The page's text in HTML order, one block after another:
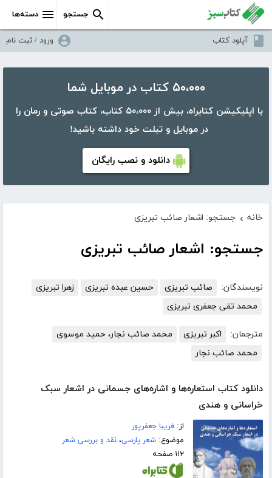
دسته‌ها جستجو
آپلود کتاب ورود / ثبت نام
۵۰،۰۰۰ کتاب در موبایل شما
با اپلیکیشن کتابراه، بیش از ۵۰،۰۰۰ کتاب، کتاب صوتی و رمان را
در موبایل و تبلت خود داشته باشید!
دانلود و نصب رایگان
خانه › جستجو: اشعار صائب تبریزی
جستجو: اشعار صائب تبریزی
نویسندگان: صائب تبریزی حسین عبده تبریزی
زهرا تبریزی
محمد تقی جعفری تبریزی
مترجمان: اکبر تبریزی
محمد صائب نجار، حمید موسوی
محمد صائب نجار
دانلود کتاب استعاره‌ها و اشاره‌های جسمانی در اشعار سبک
خراسانی و هندی
از:فریبا جعفرپور
موضوع:شعر پارسی،نقد و بررسی شعر
۱۱۲ صفحه